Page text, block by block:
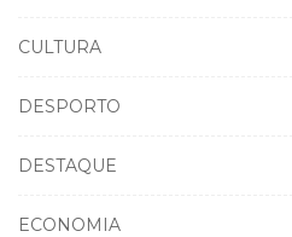
CULTURA
DESPORTO
DESTAQUE
ECONOMIA